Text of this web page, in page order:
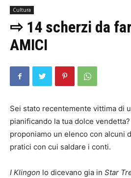
Cultura
⇨ 14 scherzi da
AMICI
Sei stato recentemente vittima di
pianificando la tua dolce
proponiamo un elenco con alcuni
pratici con cui saldare i conti.
I Klingon lo dicevano gia in Star